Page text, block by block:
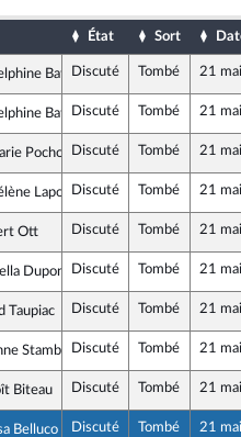
État Sort
et Social
BathoDiscuté Tombé 21
et Social
BathoDiscuté Tombé 21
et Social
Pochon Discuté Tombé 21
National
LaporteDiscuté Tombé 21
Ott Discuté Tombé 21
Dupont Discuté Tombé 21
Outre-mer et Territoires
Taupiac Discuté Tombé 21
- Nouveau Front Populaire
Stambach-Terrenoir
Discuté Tombé 21
Social
Biteau Discuté Tombé 21
Belluco Discuté Tombé 21